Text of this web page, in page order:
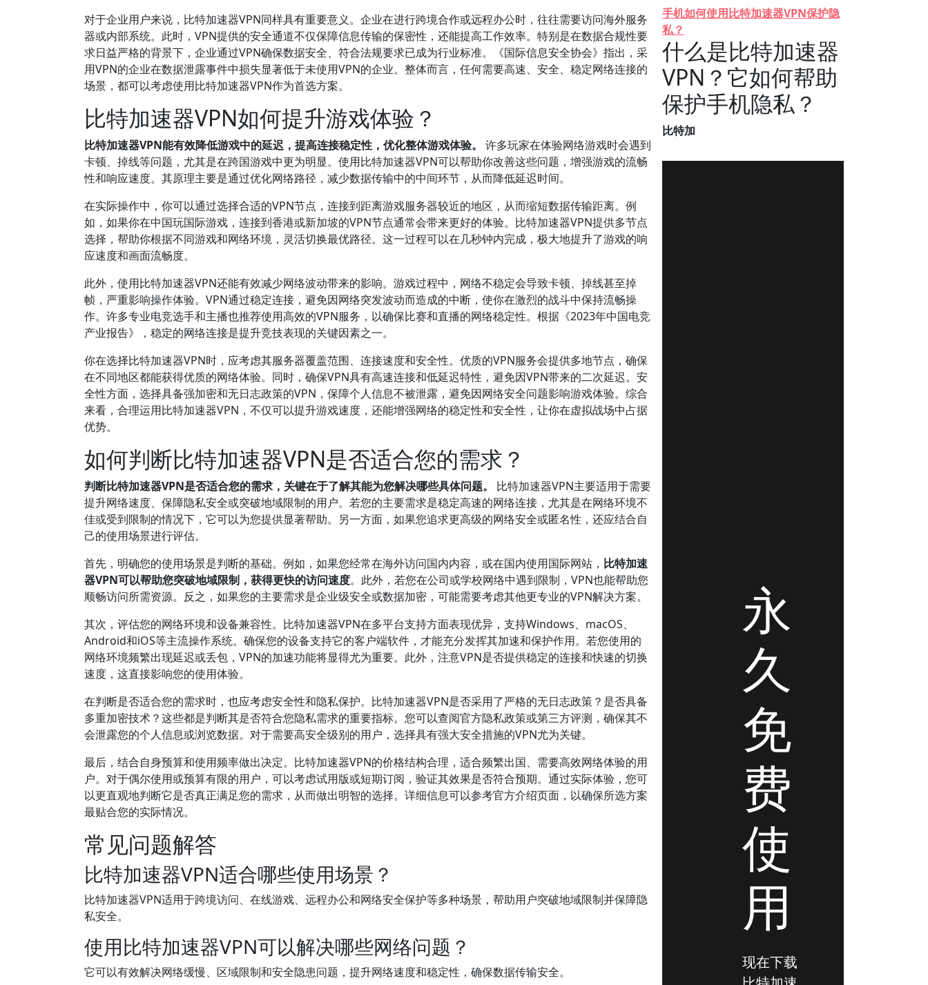
对于企业用户来说，比特加速器VPN同样具有重要意义。企业在进行跨境合作或远程办公时，往往需要访问海外服务
器或内部系统。此时，VPN提供的安全通道不仅保障信息传输的保密性，还能提高工作效率。特别是在数据合规性要
求日益严格的背景下，企业通过VPN确保数据安全、符合法规要求已成为行业标准。《国际信息安全协会》指出，采
用VPN的企业在数据泄露事件中损失显著低于未使用VPN的企业。整体而言，任何需要高速、安全、稳定网络连接的
场景，都可以考虑使用比特加速器VPN作为首选方案。
比特加速器VPN如何提升游戏体验？
比特加速器VPN能有效降低游戏中的延迟，提高连接稳定性，优化整体游戏体验。
许多玩家在体验网络游戏时会遇到
卡顿、掉线等问题，尤其是在跨国游戏中更为明显。使用比特加速器VPN可以帮助你改善这些问题，增强游戏的流畅
性和响应速度。其原理主要是通过优化网络路径，减少数据传输中的中间环节，从而降低延迟时间。
在实际操作中，你可以通过选择合适的VPN节点，连接到距离游戏服务器较近的地区，从而缩短数据传输距离。例
如，如果你在中国玩国际游戏，连接到香港或新加坡的VPN节点通常会带来更好的体验。比特加速器VPN提供多节点
选择，帮助你根据不同游戏和网络环境，灵活切换最优路径。这一过程可以在几秒钟内完成，极大地提升了游戏的响
应速度和画面流畅度。
此外，使用比特加速器VPN还能有效减少网络波动带来的影响。游戏过程中，网络不稳定会导致卡顿、掉线甚至掉
帧，严重影响操作体验。VPN通过稳定连接，避免因网络突发波动而造成的中断，使你在激烈的战斗中保持流畅操
作。许多专业电竞选手和主播也推荐使用高效的VPN服务，以确保比赛和直播的网络稳定性。根据《2023年中国电竞
产业报告》，稳定的网络连接是提升竞技表现的关键因素之一。
你在选择比特加速器VPN时，应考虑其服务器覆盖范围、连接速度和安全性。优质的VPN服务会提供多地节点，确保
在不同地区都能获得优质的网络体验。同时，确保VPN具有高速连接和低延迟特性，避免因VPN带来的二次延迟。安
全性方面，选择具备强加密和无日志政策的VPN，保障个人信息不被泄露，避免因网络安全问题影响游戏体验。综合
来看，合理运用比特加速器VPN，不仅可以提升游戏速度，还能增强网络的稳定性和安全性，让你在虚拟战场中占据
优势。
如何判断比特加速器VPN是否适合您的需求？
判断比特加速器VPN是否适合您的需求，关键在于了解其能为您解决哪些具体问题。
比特加速器VPN主要适用于需要
提升网络速度、保障隐私安全或突破地域限制的用户。若您的主要需求是稳定高速的网络连接，尤其是在网络环境不
佳或受到限制的情况下，它可以为您提供显著帮助。另一方面，如果您追求更高级的网络安全或匿名性，还应结合自
己的使用场景进行评估。
首先，明确您的使用场景是判断的基础。例如，如果您经常在海外访问国内内容，或在国内使用国际网站， 比特加速
器VPN可以帮助您突破地域限制，获得更快的访问速度。此外，若您在公司或学校网络中遇到限制，VPN也能帮助您
顺畅访问所需资源。反之，如果您的主要需求是企业级安全或数据加密，可能需要考虑其他更专业的VPN解决方案。
其次，评估您的网络环境和设备兼容性。比特加速器VPN在多平台支持方面表现优异，支持Windows、macOS、
Android和iOS等主流操作系统。确保您的设备支持它的客户端软件，才能充分发挥其加速和保护作用。若您使用的
网络环境频繁出现延迟或丢包，VPN的加速功能将显得尤为重要。此外，注意VPN是否提供稳定的连接和快速的切换
速度，这直接影响您的使用体验。
在判断是否适合您的需求时，也应考虑安全性和隐私保护。比特加速器VPN是否采用了严格的无日志政策？是否具备
多重加密技术？这些都是判断其是否符合您隐私需求的重要指标。您可以查阅官方隐私政策或第三方评测，确保其不
会泄露您的个人信息或浏览数据。对于需要高安全级别的用户，选择具有强大安全措施的VPN尤为关键。
最后，结合自身预算和使用频率做出决定。比特加速器VPN的价格结构合理，适合频繁出国、需要高效网络体验的用
户。对于偶尔使用或预算有限的用户，可以考虑试用版或短期订阅，验证其效果是否符合预期。通过实际体验，您可
以更直观地判断它是否真正满足您的需求，从而做出明智的选择。详细信息可以参考官方介绍页面，以确保所选方案
最贴合您的实际情况。
常见问题解答
比特加速器VPN适合哪些使用场景？
比特加速器VPN适用于跨境访问、在线游戏、远程办公和网络安全保护等多种场景，帮助用户突破地域限制并保障隐
私安全。
使用比特加速器VPN可以解决哪些网络问题？
它可以有效解决网络缓慢、区域限制和安全隐患问题，提升网络速度和稳定性，确保数据传输安全。
手机如何使用比特加速器VPN保护隐
私？
什么是比特加速器
VPN？它如何帮助
保护手机隐私？
比特加
永
久
免
费
使
用
现在下载